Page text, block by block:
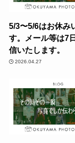
5/3〜5/6はお休み
す。メール等は7
信いたします。
2026.04.27